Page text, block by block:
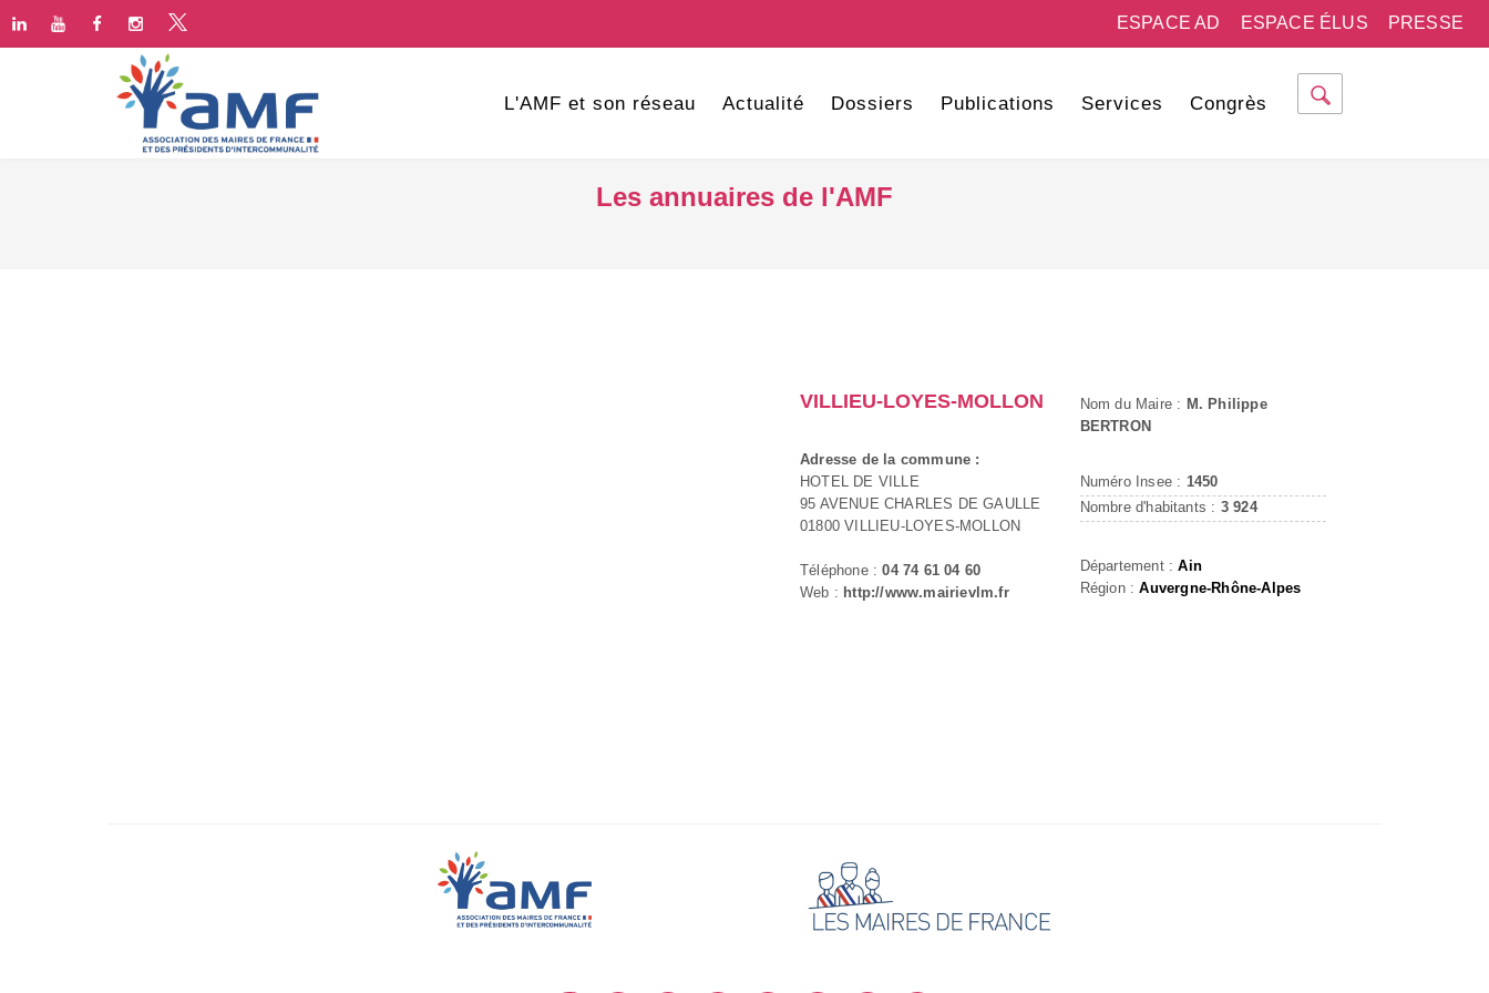
PRESSE
ESPACE ÉLUS
ESPACE AD
L'AMF et son réseau Actualité Dossiers Publications Services Congrès
Les annuaires de l'AMF
VILLIEU-LOYES-MOLLON
Adresse de la commune :
HOTEL DE VILLE
95 AVENUE CHARLES DE GAULLE
01800 VILLIEU-LOYES-MOLLON
Téléphone :04 74 61 04 60
Web : http://www.mairievlm.fr
Nom du Maire : M. Philippe
BERTRON
Numéro Insee : 1450
Nombre d'habitants : 3 924
Département :Ain
Région :Auvergne-Rhône-Alpes